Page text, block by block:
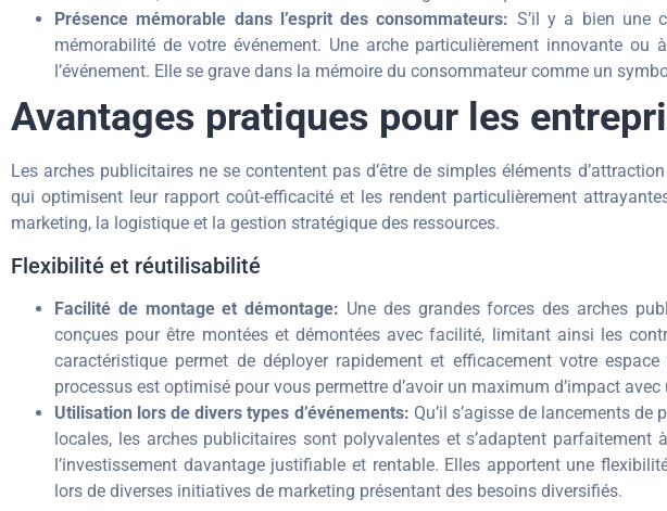
Présence mémorable dans l’esprit des consommateurs: S’il y a bien une
mémorabilité de votre événement. Une arche particulièrement innovante
l’événement. Elle se grave dans la mémoire du consommateur comme un
Avantages pratiques pour les
Les arches publicitaires ne se contentent pas d’être de simples éléments
qui optimisent leur rapport coût-efficacité et les rendent particulièrement
marketing, la logistique et la gestion stratégique des ressources.
Flexibilité et réutilisabilité
Facilité de montage et démontage: Une des grandes forces des arches
conçues pour être montées et démontées avec facilité, limitant ainsi les
caractéristique permet de déployer rapidement et efficacement votre
processus est optimisé pour vous permettre d’avoir un maximum d’impact
Utilisation lors de divers types d’événements: Qu’il s’agisse de lancements
locales, les arches publicitaires sont polyvalentes et s’adaptent parfaitement
l’investissement davantage justifiable et rentable. Elles apportent une
lors de diverses initiatives de marketing présentant des besoins diversifiés.